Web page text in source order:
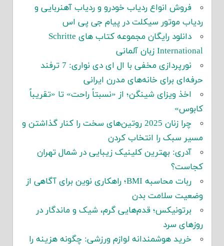
فروش انواع ردیاب خودرو و ردیاب آهنربایی و
ردیاب موتور سیکلت در پیام جی پی اس
دانلود رایگان مجموعه کتاب های Schritte
International زبان آلمانی
نورپردازی مخفی با ال ای دی نواری: 7 ترفند
حرفه‌ای برای خانه‌های مدرن ایرانی
اخذ ویزای شینگن؛ از «نسبتاً راحت» تا «تقریباً
کابوس»
چرا زنان 2025 روتین‌های سخت را کنار گذاشتن و
مسیر سبک را انتخاب کردن
آدری: بهترین کلینیک زیبایی در شمال تهران
کجاست؟
ربات محاسبه BMI؛ راهکاری نوین برای آگاهی از
وضعیت سلامت بدن
برتونیکس؛ قدم‌هایی گرم، شیک و ماندگار در
روزهای سرد
خرید هوشمندانه لوازم ورزشی: چگونه هزینه را